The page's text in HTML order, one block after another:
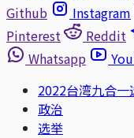
Github
Instagram
Pinterest
Reddit
Whatsapp
2022台湾九合一
政治
选举